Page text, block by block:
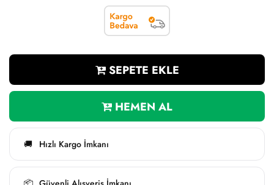
SEPETE EKLE
HEMEN AL
🚚 Hızlı Kargo İmkanı